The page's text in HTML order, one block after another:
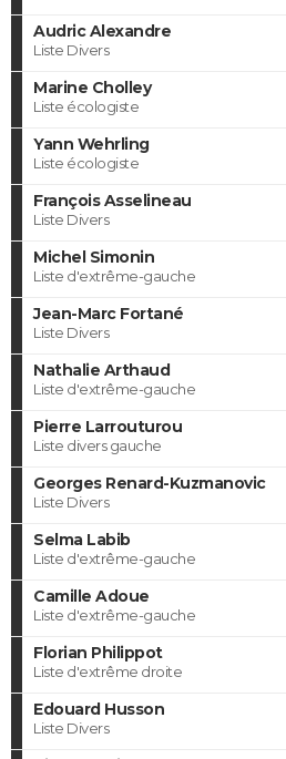
Audric Alexandre
Liste Divers
Marine Cholley
Liste écologiste
Yann Wehrling
Liste écologiste
François Asselineau
Liste Divers
Michel Simonin
Liste d'extrême-gauche
Jean-Marc Fortané
Liste Divers
Nathalie Arthaud
Liste d'extrême-gauche
Pierre Larrouturou
Liste divers gauche
Georges Renard-Kuzmanovic
Liste Divers
Selma Labib
Liste d'extrême-gauche
Camille Adoue
Liste d'extrême-gauche
Florian Philippot
Liste d'extrême droite
Edouard Husson
Liste Divers